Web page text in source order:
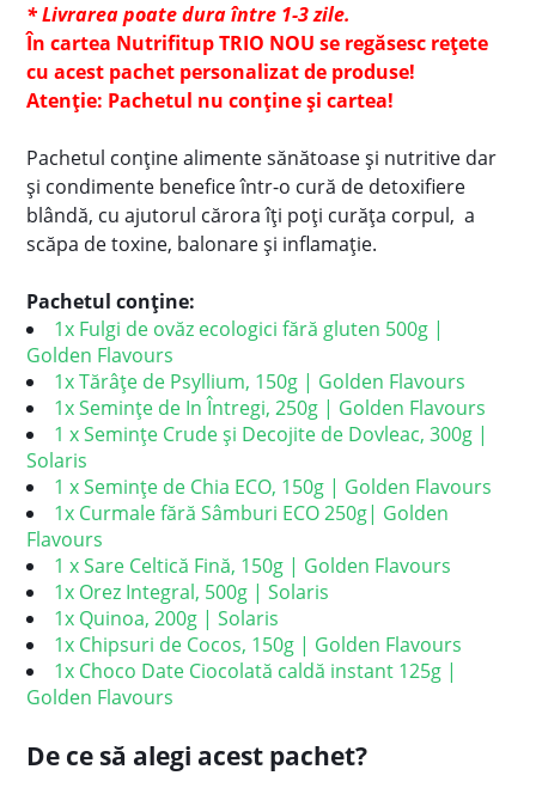
* Livrarea poate dura între 1-3 zile.
În cartea Nutrifitup TRIO NOU se regăsesc rețete
cu acest pachet personalizat de produse!
Atenție: Pachetul nu conține și cartea!
Pachetul conține alimente sănătoase și nutritive dar
și condimente benefice într-o cură de detoxifiere
blândă, cu ajutorul cărora îți poți curăța corpul, a
scăpa de toxine, balonare și inflamație.
Pachetul conține:
1x Fulgi de ovăz ecologici fără gluten 500g |
Golden Flavours
1x Tărâțe de Psyllium, 150g | Golden Flavours
1x Semințe de In Întregi, 250g | Golden Flavours
1 x Semințe Crude și Decojite de Dovleac, 300g |
Solaris
1 x Semințe de Chia ECO, 150g | Golden Flavours
1x Curmale fără Sâmburi ECO 250g| Golden
Flavours
1 x Sare Celtică Fină, 150g | Golden Flavours
1x Orez Integral, 500g | Solaris
1x Quinoa, 200g | Solaris
1x Chipsuri de Cocos, 150g | Golden Flavours
1x Choco Date Ciocolată caldă instant 125g |
Golden Flavours
De ce să alegi acest pachet?